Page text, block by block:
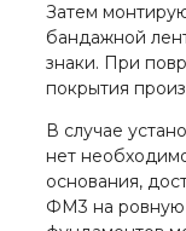
Затем
бандажной
знаки. При
покрытия
В случае
нет
основания,
ФМ3 на ровную